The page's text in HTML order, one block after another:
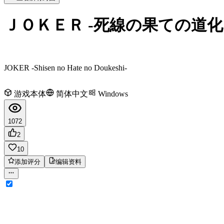
ＪＯＫＥＲ -死線の果ての道
JOKER -Shisen no Hate no Doukeshi-
游戏本体 简体中文 Windows
1072
2
10
添加评分
编辑资料